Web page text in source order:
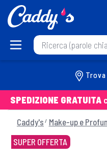
SPEDIZIONE GRATUITA
Caddy's Make-up e
SUPER OFFERTA